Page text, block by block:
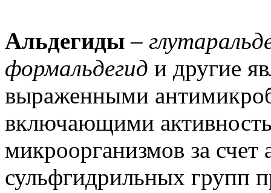
Альдегиды –
формальдегид и другие
выраженными
включающими
микроорганизмов за
сульфгидрильных групп